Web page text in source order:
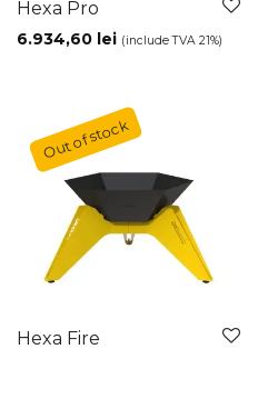
Hexa Pro
6.934,60 lei (include TVA 21%)
Hexa Fire